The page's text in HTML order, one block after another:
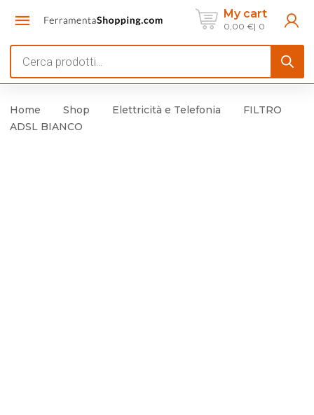
My cart
0,00 € 0
search
Home Shop Elettricità e Telefonia
FILTRO
ADSL BIANCO